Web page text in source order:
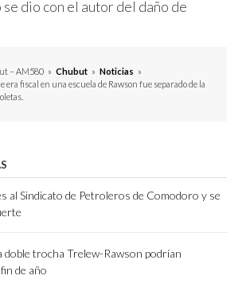
se dio con el autor del daño de
– AM580 » Chubut » Noticias »
era fiscal en una escuela de Rawson fue separado de la
al Sindicato de Petroleros de Comodoro y se
doble trocha Trelew-Rawson podrían
de año